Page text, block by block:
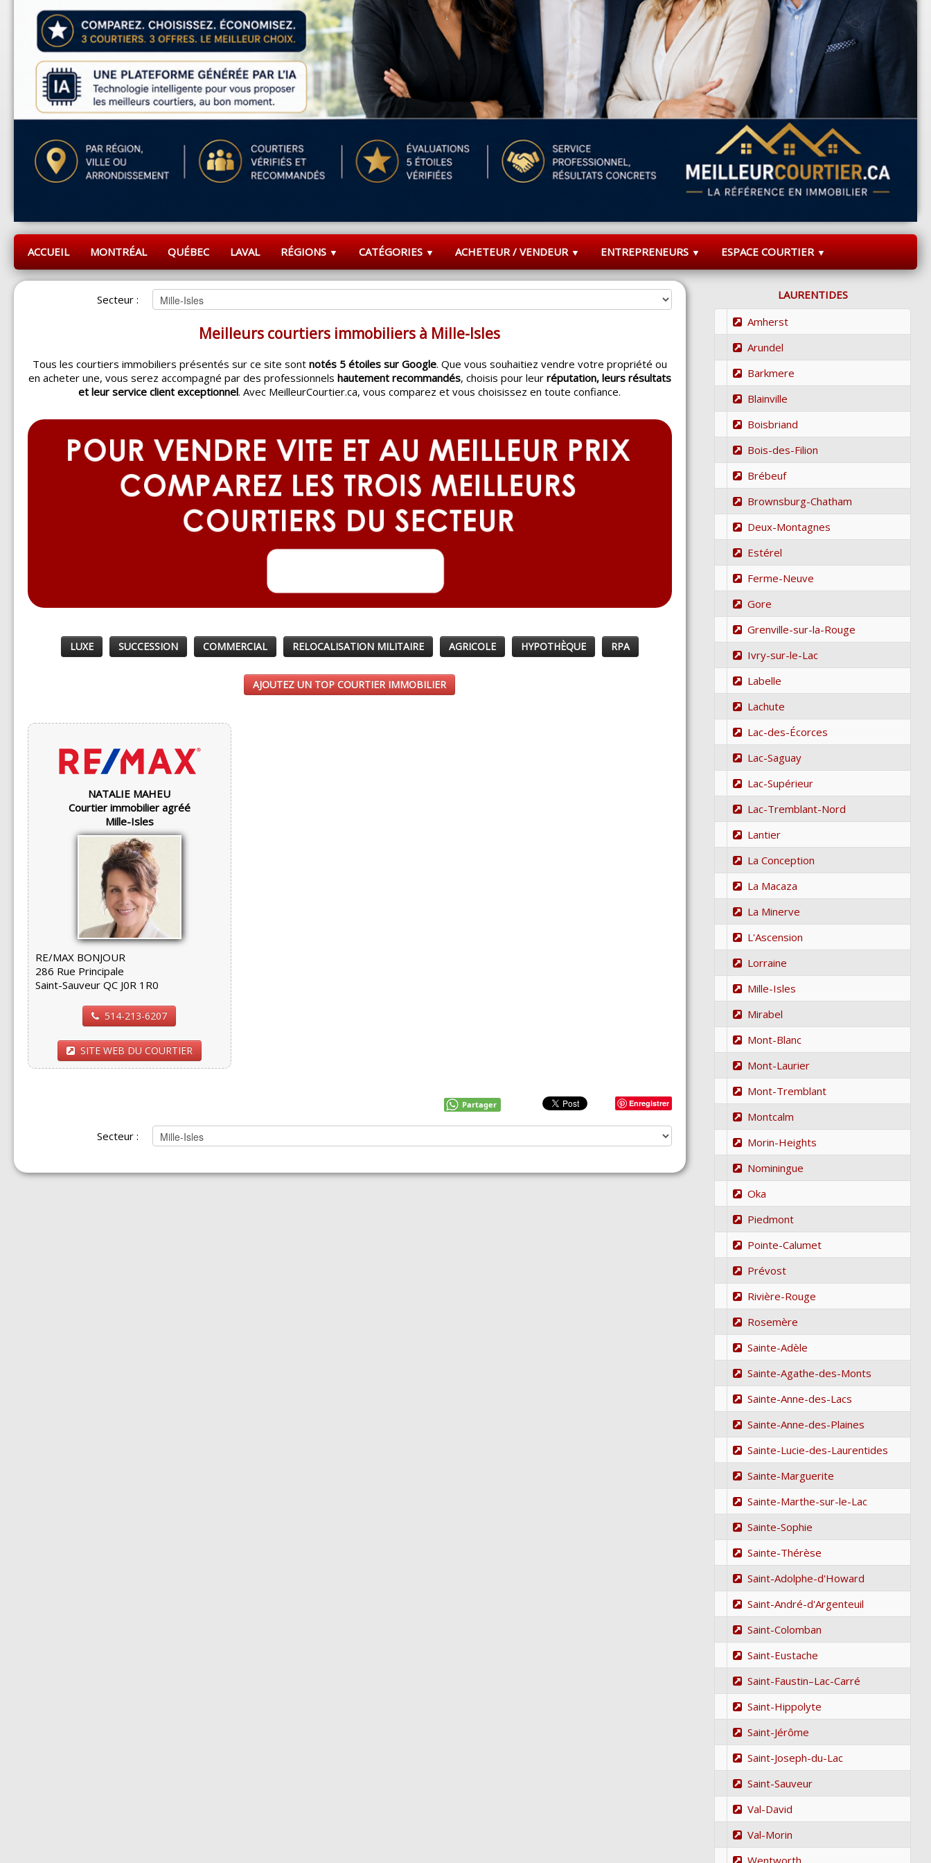
ACCUEIL MONTRÉAL QUÉBEC LAVAL RÉGIONS ▼ CATÉGORIES ▼ ACHETEUR / VENDEUR ▼ ENTREPRENEURS ▼ ESPACE COURTIER ▼
Secteur :
Meilleurs courtiers immobiliers à Mille-Isles
Tous les courtiers immobiliers présentés sur ce site sont notés 5 étoiles sur Google. Que vous souhaitiez vendre votre propriété ou
en acheter une, vous serez accompagné par des professionnels hautement recommandés, choisis pour leur réputation, leurs résultats
et leur service client exceptionnel. Avec MeilleurCourtier.ca, vous comparez et vous choisissez en toute confiance.
LUXE SUCCESSION COMMERCIAL RELOCALISATION MILITAIRE AGRICOLE HYPOTHÈQUE RPA
AJOUTEZ UN TOP COURTIER IMMOBILIER
NATALIE MAHEU
Courtier immobilier agréé
Mille-Isles
RE/MAX BONJOUR
286 Rue Principale
Saint-Sauveur QC J0R 1R0
514-213-6207
SITE WEB DU COURTIER
Enregistrer
Partager
Secteur :
LAURENTIDES
Amherst
Arundel
Barkmere
Blainville
Boisbriand
Bois-des-Filion
Brébeuf
Brownsburg-Chatham
Deux-Montagnes
Estérel
Ferme-Neuve
Gore
Grenville-sur-la-Rouge
Ivry-sur-le-Lac
Labelle
Lachute
Lac-des-Écorces
Lac-Saguay
Lac-Supérieur
Lac-Tremblant-Nord
Lantier
La Conception
La Macaza
La Minerve
L'Ascension
Lorraine
Mille-Isles
Mirabel
Mont-Blanc
Mont-Laurier
Mont-Tremblant
Montcalm
Morin-Heights
Nominingue
Oka
Piedmont
Pointe-Calumet
Prévost
Rivière-Rouge
Rosemère
Sainte-Adèle
Sainte-Agathe-des-Monts
Sainte-Anne-des-Lacs
Sainte-Anne-des-Plaines
Sainte-Lucie-des-Laurentides
Sainte-Marguerite
Sainte-Marthe-sur-le-Lac
Sainte-Sophie
Sainte-Thérèse
Saint-Adolphe-d'Howard
Saint-André-d'Argenteuil
Saint-Colomban
Saint-Eustache
Saint-Faustin–Lac-Carré
Saint-Hippolyte
Saint-Jérôme
Saint-Joseph-du-Lac
Saint-Sauveur
Val-David
Val-Morin
Wentworth